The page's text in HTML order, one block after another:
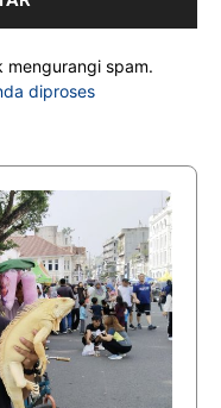
mengurangi spam.
diproses